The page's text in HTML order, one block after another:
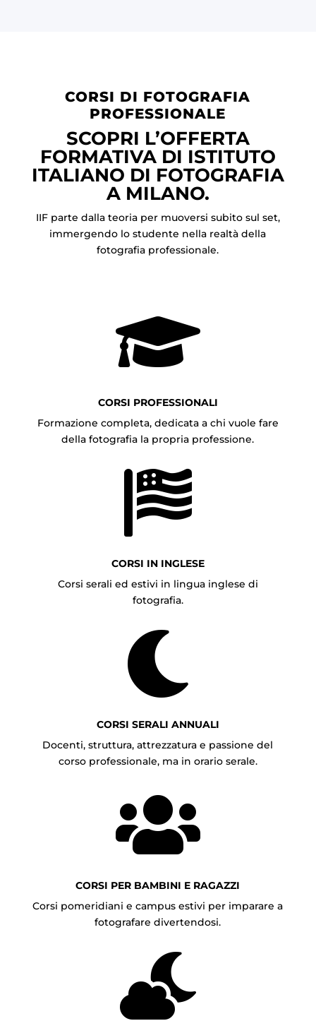
CORSI DI FOTOGRAFIA
PROFESSIONALE
SCOPRI L’OFFERTA
FORMATIVA DI ISTITUTO
ITALIANO DI FOTOGRAFIA
A MILANO.
IIF parte dalla teoria per muoversi subito sul set,
immergendo lo studente nella realtà della
fotografia professionale.

CORSI PROFESSIONALI
Formazione completa, dedicata a chi vuole fare
della fotografia la propria professione.

CORSI IN INGLESE
Corsi serali ed estivi in lingua inglese di
fotografia.

CORSI SERALI ANNUALI
Docenti, struttura, attrezzatura e passione del
corso professionale, ma in orario serale.

CORSI PER BAMBINI E RAGAZZI
Corsi pomeridiani e campus estivi per imparare a
fotografare divertendosi.
